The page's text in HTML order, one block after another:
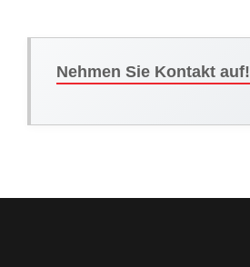
Nehmen Sie Kontakt auf!